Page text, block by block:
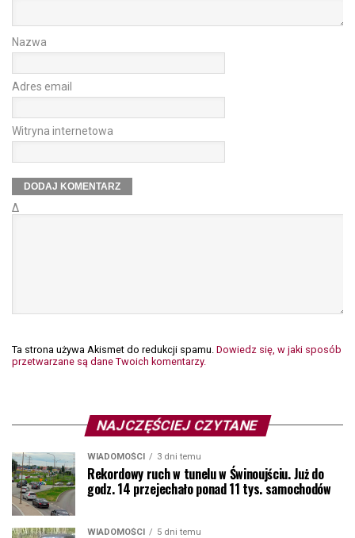
Nazwa
Adres email
Witryna internetowa
Δ
Ta strona używa Akismet do redukcji spamu. Dowiedz się, w jaki sposób
przetwarzane są dane Twoich komentarzy.
NAJCZĘŚCIEJ CZYTANE
WIADOMOŚCI 3 dni temu
Rekordowy ruch w tunelu w Świnoujściu. Już do
godz. 14 przejechało ponad 11 tys. samochodów
WIADOMOŚCI 5 dni temu